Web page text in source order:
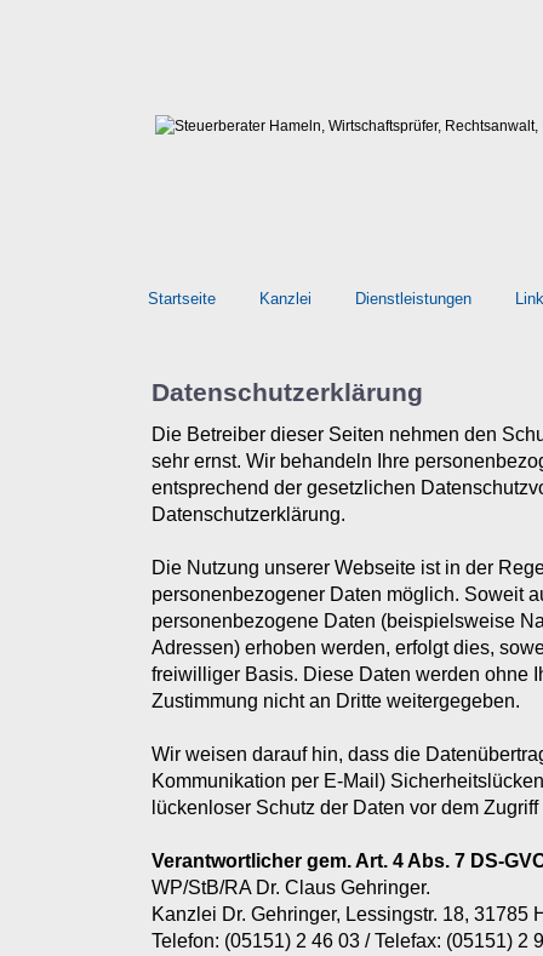
Startseite Kanzlei Dienstleistungen
Datenschutzerklärung
Die Betreiber dieser Seiten nehmen den
sehr ernst. Wir behandeln Ihre
entsprechend der gesetzlichen
Datenschutzerklärung.
Die Nutzung unserer Webseite ist in der
personenbezogener Daten möglich. Soweit
personenbezogene Daten (beispielsweise
Adressen) erhoben werden, erfolgt dies,
freiwilliger Basis. Diese Daten werden ohne
Zustimmung nicht an Dritte weitergegeben.
Wir weisen darauf hin, dass die
Kommunikation per E-Mail)
lückenloser Schutz der Daten vor dem
Verantwortlicher gem. Art. 4 Abs. 7 DS-
WP/StB/RA Dr. Claus Gehringer.
Kanzlei Dr. Gehringer, Lessingstr. 18, 31785
Telefon: (05151) 2 46 03 / Telefax: (05151) 2